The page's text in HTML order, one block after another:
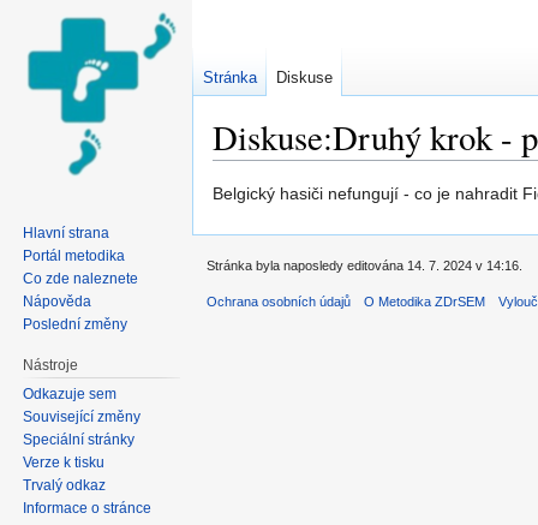
Diskuse:Druhý krok -
Belgický hasiči nefungují - co je nahradit
Stránka Diskuse
Hlavní strana
Portál metodika
Co zde naleznete
Nápověda
Poslední změny
Nástroje
Odkazuje sem
Související změny
Speciální stránky
Verze k tisku
Trvalý odkaz
Informace o stránce
Stránka byla naposledy editována 14. 7. 2024 v 14:16.
Ochrana osobních údajů O Metodika ZDrSEM